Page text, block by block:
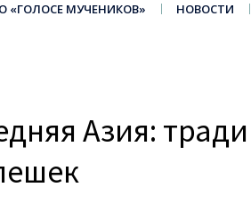
О «ГОЛОСЕ МУЧЕНИКОВ» НОВОСТИ
Азия: